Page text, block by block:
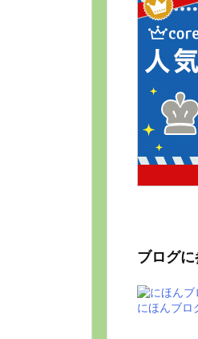
ブログ
にほんブロ